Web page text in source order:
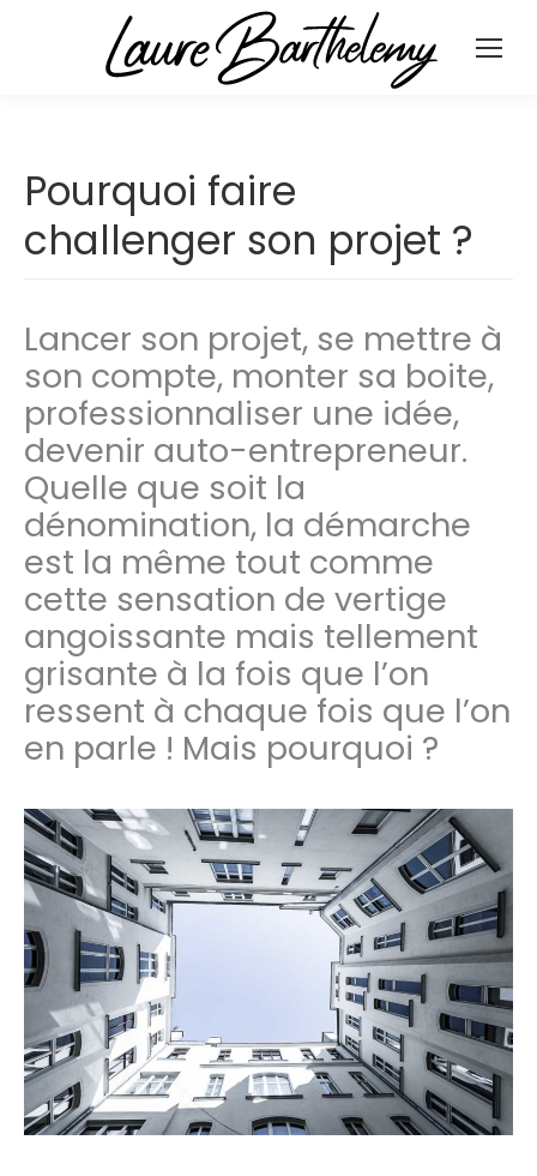
Pourquoi faire
challenger son projet ?
Lancer son projet, se mettre à
son compte, monter sa boite,
professionnaliser une idée,
devenir auto-entrepreneur.
Quelle que soit la
dénomination, la démarche
est la même tout comme
cette sensation de vertige
angoissante mais tellement
grisante à la fois que l’on
ressent à chaque fois que l’on
en parle ! Mais pourquoi ?